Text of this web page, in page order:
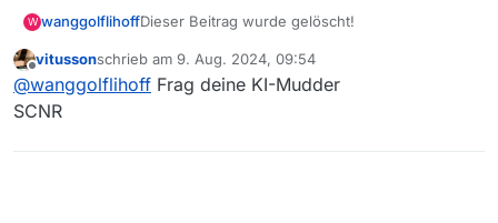
W wanggolflihoffDieser Beitrag wurde gelöscht!
vitussonschrieb am 9. Aug. 2024, 09:54
zuletzt editiert von
@wanggolflihoff Frag deine KI-Mudder
SCNR